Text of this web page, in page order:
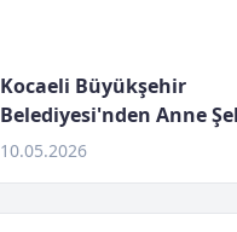
Kocaeli Büyükşehir
Belediyesi'nden Anne
Yaşam Merkezi Açılışı
10.05.2026